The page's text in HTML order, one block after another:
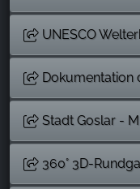
UNESCO
Dokumentation
Stadt Goslar -
360° 3D-